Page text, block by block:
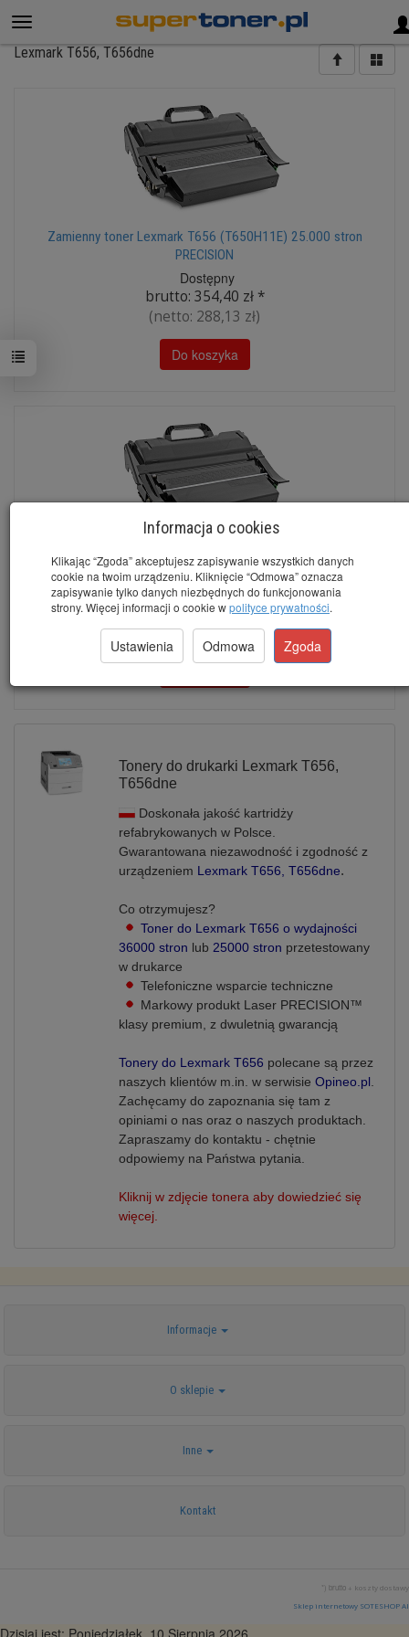
Lexmark T656, T656dne
Zamienny toner Lexmark T656 (T650H11E) 25.000 stron
PRECISION
Dostępny
brutto: 354,40 zł*
(netto: 288,13 zł)
Do koszyka
Zamienny toner Lexmark T656 (T654X11E, T654X21E) 36000
stron PRECISION
Dostępny
brutto:400,10 zł*
(netto:325,28 zł)
Tonery do drukarki Lexmark T656,
T656dne
Doskonała jakość kartridży
refabrykowanych w Polsce.
Gwarantowana niezawodność i zgodność z
urządzeniem Lexmark T656, T656dne.
Co otrzymujesz?
Toner do Lexmark T656 o wydajności
36000 stron lub 25000 stron przetestowany
w drukarce
Telefoniczne wsparcie techniczne
Markowy produkt Laser PRECISION™
klasy premium, z dwuletnią gwarancją
Tonery do Lexmark T656 polecane są przez
naszych klientów m.in. w serwisie Opineo.pl
Zachęcamy do zapoznania się tam z
opiniami o nas oraz o naszych produktach.
Zapraszamy do kontaktu - chętnie
odpowiemy na Państwa pytania.
Kliknij w zdjęcie tonera aby dowiedzieć się
więcej.
Informacje
O sklepie
Inne
Kontakt
*) brutto + koszty dostawy
Sklep internetowy SOTESHOP AI
Informacja o cookies
Klikając “Zgoda” akceptujesz zapisywanie wszystkich danych
cookie na twoim urządzeniu. Kliknięcie “Odmowa” oznacza
zapisywanie tylko danych niezbędnych do funkcjonowania
strony. Więcej informacji o cookie wpolityce prywatności.
Ustawienia Odmowa Zgoda
Dzisiaj jest: Poniedziałek, 10 Sierpnia 2026